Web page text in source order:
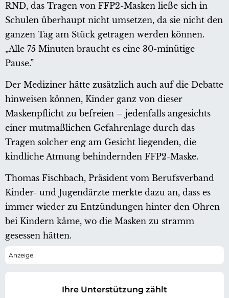
RND, das Tragen von FFP2-Masken ließe sich in
Schulen überhaupt nicht umsetzen, da sie nicht den
ganzen Tag am Stück getragen werden können.
„Alle 75 Minuten braucht es eine 30-minütige
Pause.”
Der Mediziner hätte zusätzlich auch auf die Debatte
hinweisen können, Kinder ganz von dieser
Maskenpflicht zu befreien – jedenfalls angesichts
einer mutmaßlichen Gefahrenlage durch das
Tragen solcher eng am Gesicht liegenden, die
kindliche Atmung behindernden FFP2-Maske.
Thomas Fischbach, Präsident vom Berufsverband
Kinder- und Jugendärzte merkte dazu an, dass es
immer wieder zu Entzündungen hinter den Ohren
bei Kindern käme, wo die Masken zu stramm
gesessen hätten.
Ihre Unterstützung zählt